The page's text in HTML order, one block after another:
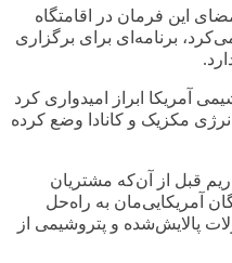
این فرمان در اقامتگاه
برنامه‌ای برای برگزاری
.
آمریکا ابراز امیدواری کرد
مکزیک و کانادا وضع کرده
قبل از آن‌که مشتریان
آمریکایی‌مان به راه‌حل
پالایش‌شده و پتروشیمی از